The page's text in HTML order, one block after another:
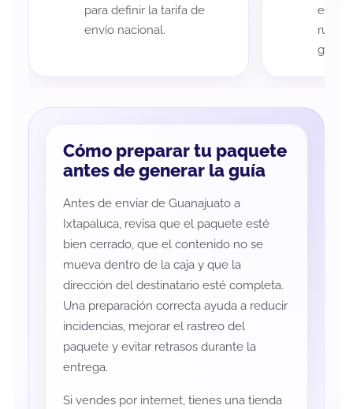
para definir la tarifa de
envío nacional.
es
ruta
guía
Cómo preparar tu paquete
antes de generar la guía
Antes de enviar de Guanajuato a
Ixtapaluca, revisa que el paquete esté
bien cerrado, que el contenido no se
mueva dentro de la caja y que la
dirección del destinatario esté completa.
Una preparación correcta ayuda a reducir
incidencias, mejorar el rastreo del
paquete y evitar retrasos durante la
entrega.
Si vendes por internet, tienes una tienda